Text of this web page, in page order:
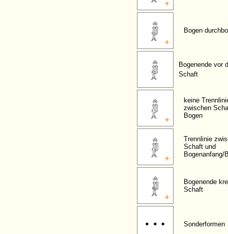
Bogen
Bogenende vor
Schaft
keine
zwischen
Bogen
Trennlinie
Schaft und
Bogenanfang/
Bogenende
Schaft
Sonderformen